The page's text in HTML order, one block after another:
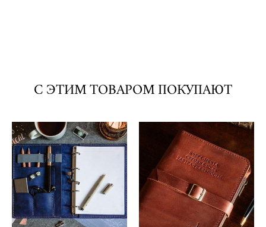
C ЭТИМ ТОВАРОМ ПОКУПАЮТ